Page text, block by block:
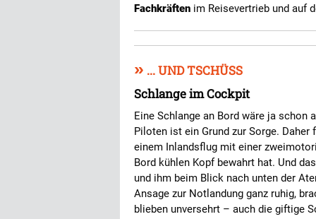
Fachkräften im Reisevertrieb und auf
» ... UND TSCHÜSS
Schlange im Cockpit
Eine Schlange an Bord wäre ja schon
Piloten ist ein Grund zur Sorge.
einem Inlandsflug mit einer
Bord kühlen Kopf bewahrt hat. Und
und ihm beim Blick nach unten der
Ansage zur Notlandung ganz ruhig,
blieben unversehrt – auch die giftige